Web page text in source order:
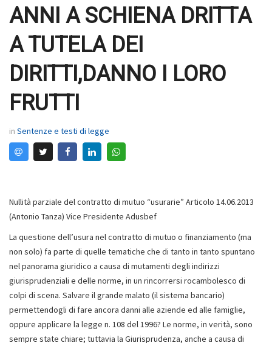
ANNI A SCHIENA DRITTA
A TUTELA DEI
DIRITTI,DANNO I LORO
FRUTTI
in Sentenze e testi di legge
Nullità parziale del contratto di mutuo “usurarie” Articolo 14.06.2013
(Antonio Tanza) Vice Presidente Adusbef
La questione dell’usura nel contratto di mutuo o finanziamento (ma non solo) fa parte di quelle tematiche che di tanto in tanto spuntano nel panorama giuridico a causa di mutamenti degli indirizzi giurisprudenziali e delle norme, in un rincorrersi rocambolesco di colpi di scena. Salvare il grande malato (il sistema bancario) permettendogli di fare ancora danni alle aziende ed alle famiglie, oppure applicare la legge n. 108 del 1996? Le norme, in verità, sono sempre state chiare; tuttavia la Giurisprudenza, anche a causa di un’infausta influenza della Banca d’Italia ha subito, nel tempo, non pochi mutamenti. La questione ultimamente sollevata dalla S.C., nella sentenza 325/13 e dalla sentenza gemella n. 602/13, trova fondamento nell’ovvio presupposto che il tasso di mora venga computato ai fini del calcolo del tasso effettivo globale medio annuo: l’usura, in quanto tale, trova sviluppo nel momento del bisogno e, dunque, è ovvio che l’interesse di mora vada computato ai fini dell’applicazione della legge sull’usura. Questa ovvietà è stata in verità obiettata da numerosissime sentenze che hanno negato al tasso di mora, alle CMS, ecc., di poter rientrare nel calcolo del tasso usurario: questo per una sorta di sudditanza psicologica dall’ente che per eccellenza ha caratterizzato la massima espressione della competenza nella politica bancaria, senza tener conto che detta entità non può sostanzialmente essere indipendente a causa della sua composizione societaria. Infatti, la Banca d’Italia è la Spa delle banche e nel ruolo dell’usura ha giocato un ruolo marcatamente filobancario: ci sono voluti 15 anni perché la S.C. se ne accorgesse. La logica dei filobancari per escludere la rilevanza dell’interesse moratorio ai fini dell’usura era quella di considerare il tasso di mora come un interesse punitivo, legato all’inadempimento e, dunque, derivante dalla rottura dell’equilibrio sinallagmatico addebitabile ad un evento patologico legato alla sfera volontaria, o quantomeno consapevole, del cliente che non pagava la rata. Le sentenze della Cassazione n. 325 e 602 del 2013, in verità, non rappresentano alcuna novità, ma consolidano la corrente di pensiero maturatasi nell’ultimo decennio. Il tenore letterale della norma dell’art. 644, comma 4, c.p. induce chiaramente a ritenere compresi nel tasso gli interessi corrispettivi, quelli compensativi ed anche quelli risarcitori. Ma, come si è detto, l'interpretazione proposta non è stata subito pacifica dopo l'entrata in vigore della legge: basti pensare che la Banca d’Italia ha creato tutti i presupposti per innalzare, in favore delle banche, il tetto del tasso di soglia, escludendo (contra legem) numerose voci di costo. Ha isolato le CMS dal Teg, per poi (messa alle strette nel processo di Palmi) sostenere che, accanto all’usura sul tasso, ne esiste una differente sulle CMS. Ha negato che il tasso moratorio rientrasse nel TEG. Con questo andamento ondeggiante ha creato l’alibi al ceto bancario che si è visto assolto in tutti i processi perché si è operato senza alcun dolo. Dubbi interpretativi sono, ovviamente, sorti a seguito dell'emanazione delle prime istruzioni, del 30 settembre 1996, che la Banca d'Italia ha indirizzato agli operatori economici del settore per la rilevazione dei tassi trimestrali (la prima rilevazione è del marzo 97, con prima applicazione dal 1° aprile 1997). La Banca d'Italia ha indicato, sempre in palese violazione del testo di cui all’art. 2 della legge 108 del 7 marzo 1996, agli intermediari finanziari di escludere gli interessi di mora nel calcolo dei tassi praticati, da comunicare ai fini delle rilevazioni del TEGM. L'equivocità e confusione è risultata accresciuta dalla circostanza che il decreto del MEF, relativo alla pubblicazione dei tassi d'usura, sposa (come ha sempre fatto in tutti gli anni) le decisioni contra legem della Banca d’Italia e riporta all'art. 3, comma 2: "Le banche e gli intermediari finanziari, al fine di verificare il rispetto del limite di cui all'art. 2, comma 4, della legge 7 marzo 1996, n. 108, si attengono ai criteri di calcolo delle istruzioni per la rilevazione del tasso effettivo globale medio ai sensi della legge sull'usura emanate dalla Banca d'Italia.". [....] A partire dal marzo 2003 una disposizione contenuta nell'art. 3, comma 4, dei decreti del MEF ha riproposto dubbi interpretativi e incertezze sull'assoggettabilità degli interessi risarcitori al limite della legge. Si tratta della norma che menziona un'indagine campionaria effettuata dalla Banca d'Italia nel III trimestre 2001, secondo la quale la maggiorazione stabilita nei contratti per i casi di ritardato pagamento sarebbe uguale — nella media — a 2,1 punti percentuali. Tale rilevazione - che illustra le condizioni di accesso e gestione del credito nella concreta realtà economica - non può autorizzare un'interpretazione in contrasto con la lettera della legge sui cardini della condotta illecita. Su questa esclusione si è fondata un'interpretazione restrittiva della norma penale che escludeva gli interessi moratori dall'ambito di applicazione della norma penale. La sentenza della Cass. n°5286/00[1] e quella della C. Cost. n° 29/2002[2] (gli interessi dei consumatori furono difesi da Adusbef) si sono pronunciate stabilendo che il tasso soglia comprende anche gli interessi moratori. Tale interpretazione trova conforto normativo (dirimente e positivo): •nel tenore letterale della Legge 108/96 (secondo cui l'art. 644 fissa il limite oltre il quale gli interessi sono sempre usurari) e dell'art. 644 c.p. (secondo cui nella determinazione del tasso in concreto applicato si tiene conto di commissioni, spese e remunerazione a qualunque titolo escluse imposte e tasse); •nel contenuto dell'art. 1 del D.L.394/00 "interpretazione autentica della L.108/96 contenente disposizioni in materia di usura" convertito in L. 24/2001 che riconduce alla nozione di interessi usurari quelli convenuti "a qualsiasi titolo". Tale espressione deve intendersi comprensiva anche degli interessi moratori, come si desume dalla relazione governativa che accompagna il decreto che fa esplicito riferimento a ogni tipologia di interesse sia esso corrispettivo, compensativo o moratorio. Trova altresì conforto giurisprudenziale:•nelle citate sentenze della Cass. n°5286/00 e della C. Cost. 29 del 25 febbraio 2002; •nella sentenza della Suprema Corte n° 12028 del 2010 (Gallo) in cui si afferma che la legge — art. 644 c.p. e L. 108/96 — è l’unica fonte legittimata all’individuazione e descrizione degli elementi costitutivi del reato e che la fonte normativa secondaria integra il precetto per la sola quantificazione - in senso strettamente economico - dell’entità della soglia; •nella sentenza n. 325 del 9 gennaio 2013 (Relat. Cons. Didone) testualmente i giudici di legittimità affermano che: “Quanto al profilo sub b) (usurarietà dei tassi) va rilevato che parte ricorrente deduce che l’interesse pattuito (inizialmente fisso e poi variabile) era del 10.5%, in contrasto con quanto è previsto dal D.M. 27/3/1998 che indica il tasso praticabile per il mutuo nella misura dell’8.29%. Tale tasso dovrebbe ritenersi usurario a norma dell’art. 1 comma 4 della L. 108/96 tanto più ove si consideri che fu richiesto per l’acquisto di un bene primario quale la casa di abitazione e che dovrebbe tenersi conto della prevista maggiorazione di 3 punti in caso di mora. La censura sub b), nella parte in cui ripete l’assunto - già correttamente disatteso dalla Corte di merito - secondo cui la natura usuraria discenderebbe dalla finalità del mutuo, contratto per l’acquisto della propria casa, è infondata in quanto, ai sensi del nuovo testo dell’art. 644, comma 3, c.p. sono usurari gli interessi che superano il limite stabilito dalla legge ovvero “gli interessi, anche se inferiori a tale limite, e gli altri vantaggi o compensi che, avuto riguardo alle concrete modalità del fatto e al tasso medio praticato per operazioni similari, risultano comunque sproporzionati rispetto alla prestazione di denaro o di altra utilità, ovvero all’opera di mediazione, quando chi li ha dati o promessi si trova in condizioni di difficoltà economica o finanziaria”. E, a tale scopo, non è sufficiente dedurre che il mutuo è stato stipulato per l’acquisto di un’abitazione. La stessa censura (sub b), invece, è fondata in relazione al tasso usurario perché dalla trascrizione dell’atto di appello risulta che parte ricorrente aveva specificamente censurato il calcolo del tasso pattuito in raffronto con il tasso soglia senza tenere conto della maggiorazione di tre punti a titolo di mora, laddove, invece, ai fini dell’applicazione dell’art. 644 del codice penale e dell’art. 1815, secondo comma, del codice civile, si intendono usurari gli interessi che superano il limite stabilito dalla legge nel momento in cui essi sono promessi o comunque convenuti, a qualunque titolo, quindi anche a titolo di interessi moratori (Corte Cost. 25 febbraio 2002 n. 29: “il riferimento, contenuto nell’art. 1, comma 1, del decreto-legge n. 394 del 2000, agli interessi a qualunque titolo convenuti rende plausibile - senza necessità di specifica motivazione - l’assunto, del resto fatto proprio anche dal giudice di legittimità, secondo cui il tasso soglia riguarderebbe anche gli interessi moratori”; Cass., n. 5324/2003). Ciò posto, le fonti secondarie non possono prevalere sull’interpretazione letterale della norma della legge (limite oltre il quale gli interessi sono SEMPRE usurari) ribadita dalla legge interpretativa del 2000 (DL 394/00 conv. L. 24/2001). La norma penale rinvia ai decreti MEF perché intende ancorare il tasso soglia ad un indicatore fisiologico del mercato del credito che riproduca il più fedelmente possibile le condizioni reali di accesso al credito. Infine, sulla valenza delle fonti secondarie e, segnatamente, sul valore delle Circolari della Banca d’Italia, vale la pena di riportare le parole delle S.C. 46669/2011 ed il ruolo effettivamente svolto dalla Banca d’Ita